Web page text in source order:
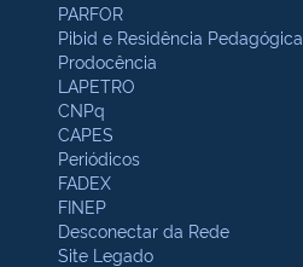
PARFOR
Pibid e Residência Pedagógica
Prodocência
LAPETRO
CNPq
CAPES
Periódicos
FADEX
FINEP
Desconectar da Rede
Site Legado